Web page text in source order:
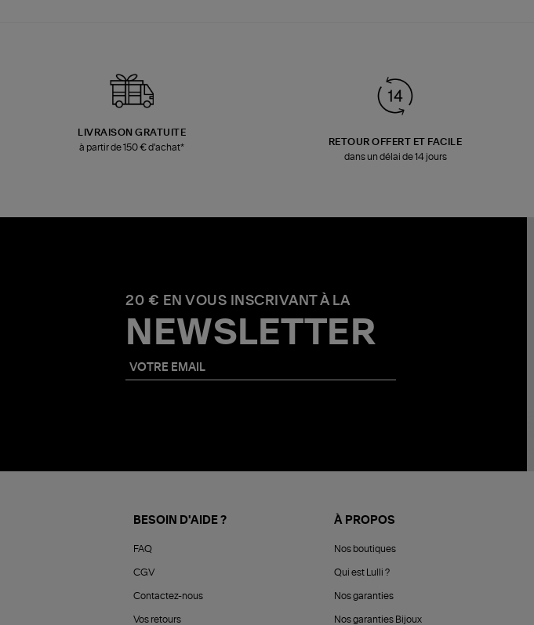
LIVRAISON GRATUITE
à partir de 150 € d'achat*
RETOUR OFFERT ET FACILE
dans un délai de 14 jours
20 € EN VOUS INSCRIVANT À LA
NEWSLETTER
BESOIN D'AIDE ?
FAQ
CGV
Contactez-nous
Vos retours
À PROPOS
Nos boutiques
Qui est Lulli ?
Nos garanties
Nos garanties Bijoux